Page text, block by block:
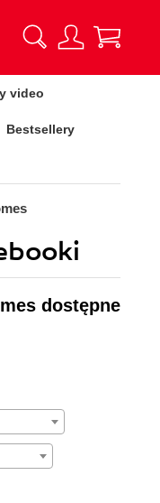
video
Bestsellery
dostępne